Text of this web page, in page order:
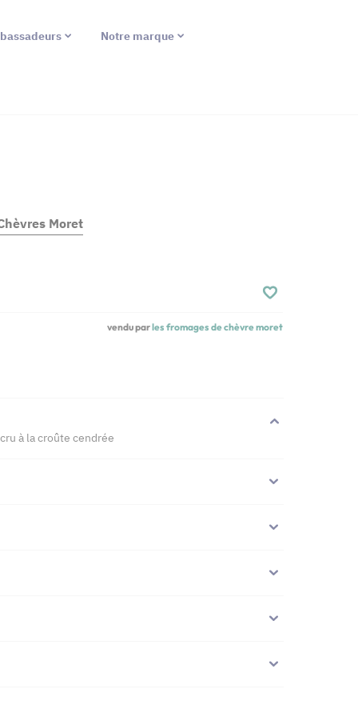
Notre marque
Moret
vendu parles fromages de chèvre moret
à la croûte cendrée